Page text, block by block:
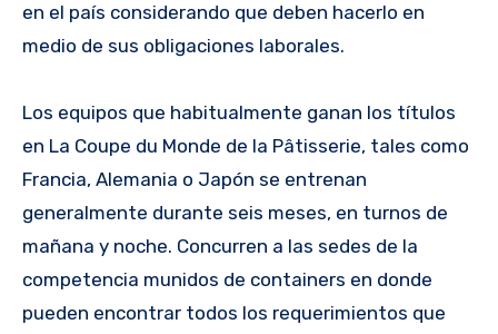
en el país considerando que deben hacerlo en
medio de sus obligaciones laborales.
Los equipos que habitualmente ganan los títulos
en La Coupe du Monde de la Pâtisserie, tales como
Francia, Alemania o Japón se entrenan
generalmente durante seis meses, en turnos de
mañana y noche. Concurren a las sedes de la
competencia munidos de containers en donde
pueden encontrar todos los requerimientos que